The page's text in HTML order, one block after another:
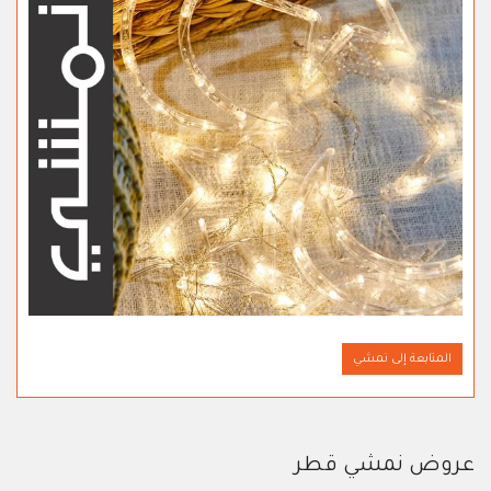
المتابعة إلى نمشي
عروض نمشي قطر